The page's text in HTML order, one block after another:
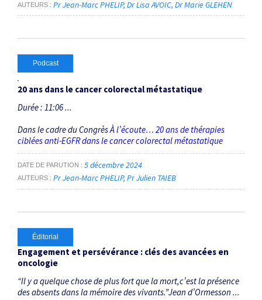
AUTEURS Pr Jean-Marc PHELIP Dr Lisa AVOIC Dr Marie GLEHEN
Podcast
20 ans dans le cancer colorectal métastatique
Durée : 11:06 ...
Dans le cadre du CongrèsÀ l’écoute… 20 ans de thérapies
ciblées anti-EGFR dans le cancer colorectal métastatique
DATE DE PARUTION 5 décembre 2024
AUTEURS Pr Jean-Marc PHELIP Pr Julien TAIEB
Éditorial
Engagement et persévérance : clés des avancées en
oncologie
“Il y a quelque chose de plus fort que la mort,c’est la présence
des absents dans la mémoire des vivants.”Jean d’Ormesson ...